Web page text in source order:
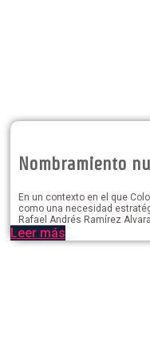
Nombramiento
En un contexto en el que
como una necesidad
Rafael Andrés Ramírez
Leer más